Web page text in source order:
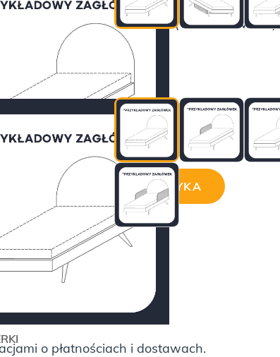
BARIERKA ZABEZPIECZAJĄCA (TAPICEROWANA)
BEZ BARIERKI
konfiguracji:
REDU
DODAJ DO KOSZYKA
o płatnościach i dostawach.